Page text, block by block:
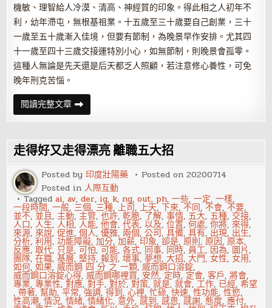
機敏、理智給人冷漠、清高、神經質的印象。得此相之人初年不
利，幼年滯屯，無根基祖業。十五歲至三十歲要自己創業，三十
一歲至五十歲漸入佳境，但要有節制，為晚景早作安排。尤其四
十一歲至四十三歲交接運特別小心，如無節制，則晚景會孤零。
這種人無論是先天還是后天都乏人照顧，若注意修心養性，可免
晚年刑克苦惱。
閱讀完整文章生
有
申
面
的
人
有
雙
重
性
格，
為
人
現
實
走得好又走得漂亮 離職五大招
Posted by 印度壯陽藥 Posted on20200714
Posted in人際互動
Taggedai,av,der, ig, k, ng,out, ph,一些,一定,一樣,
一段時間,一般, 三個, 三種,上司,上天,下來,不同,不會,不要,
並不,並且,主動,主管,也許,乾脆, 了解,事情,五大,五種, 交接,
人口,人生,人相,人能,他會,代表,以及,位置,何處,你將,來得,
來源,來說,促進,個人,優雅, 兩個,公司,具備,具有, 出現, 出生,
分析,利用,功能障礙,加分,加薪, 印象,卻是,原則,原因,原本,
反應,取代, 只是,可怕,可能,各式, 同事, 同時, 員工, 因為, 圖片,
團隊,在職,基層,堅持,報到,壞事,夢想,大招,大門,女性,女用,
如何,如果,威而鋼 四 分 之 一顆,威而鋼口溶錠,
威而鋼口溶錠心得,威而鋼哪裡買, 安然, 定時, 定會,客戶,將會,
專業,專業性,對應,對手,對於,對策,就是,就會,工作, 已經,希望
,帶著,幫助,平常,強調,得到,心裡,忙碌,快速,性功能,性慾,
性高潮,情況,情緒,情緒化, 意外,感到,感恩,感謝, 態度,應付,